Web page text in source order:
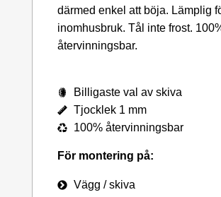
därmed enkel att böja. Lämplig
inomhusbruk. Tål inte frost.
återvinningsbar.
Billigaste val av skiva
Tjocklek 1 mm
100% återvinningsbar
För montering på:
Vägg / skiva